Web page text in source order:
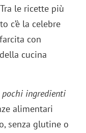
le ricette più
c’è la celebre
farcita con
cucina
ingredienti
alimentari
senza glutine o